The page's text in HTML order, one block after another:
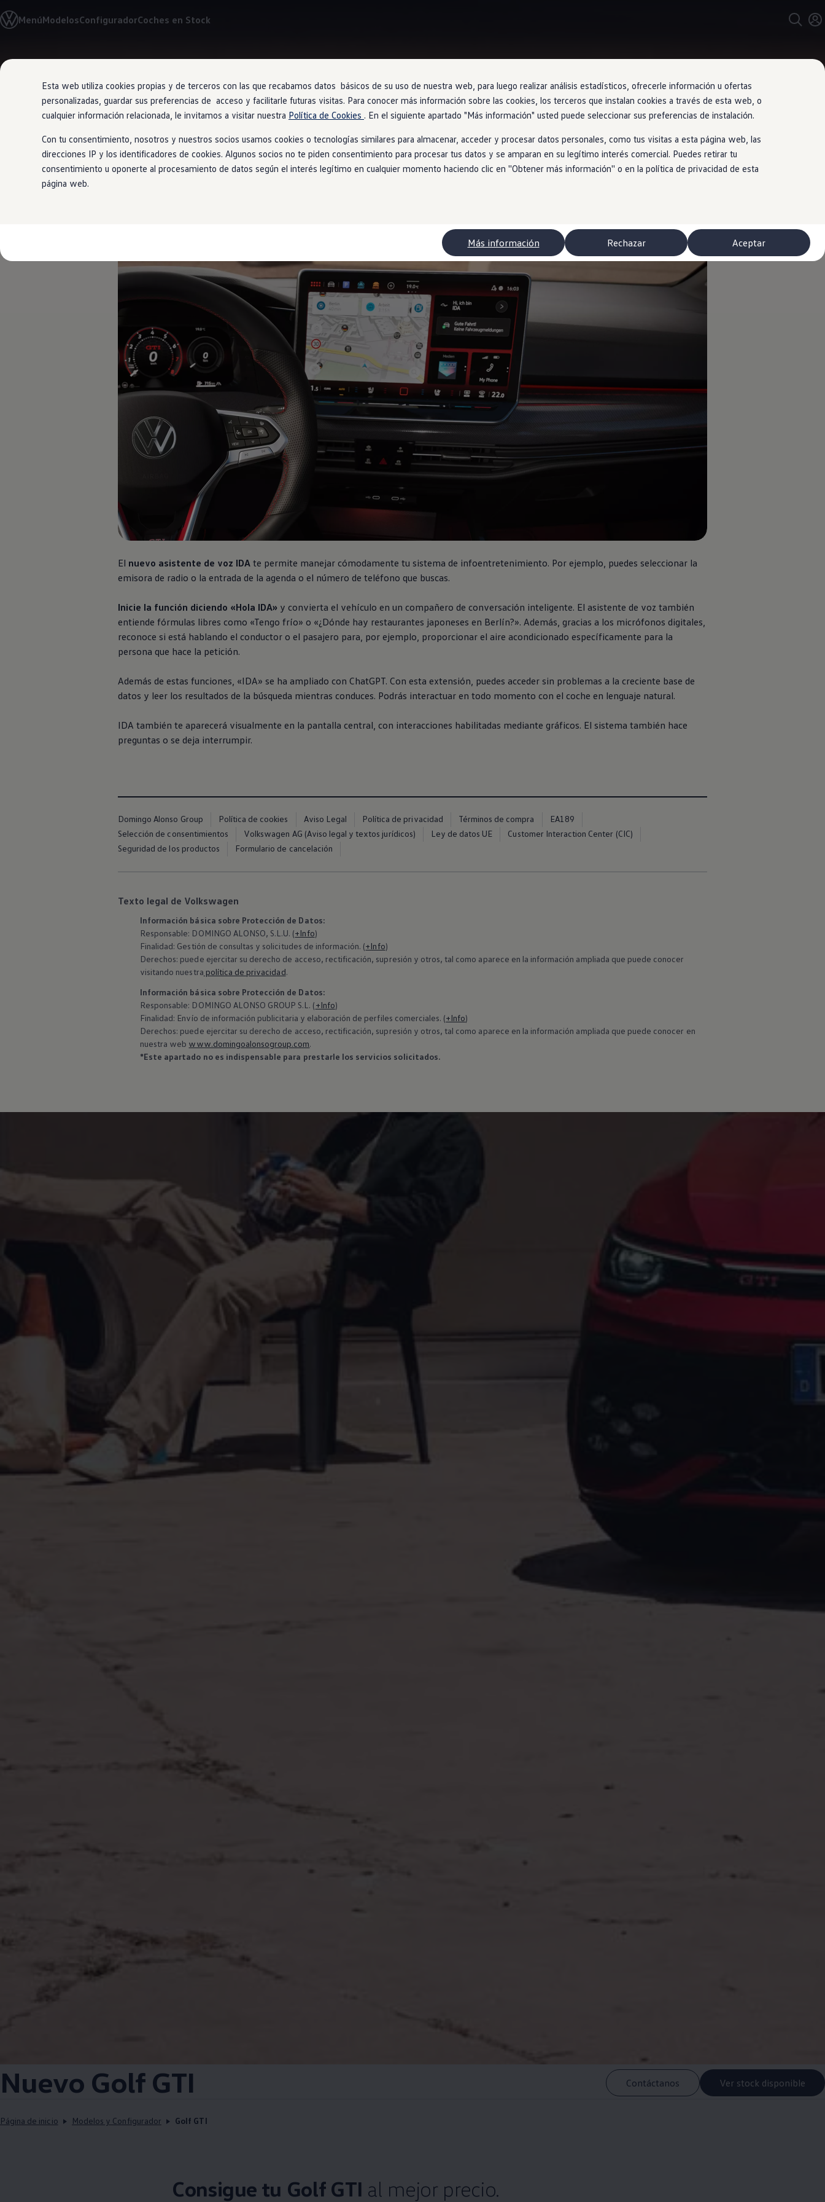
Esta web utiliza cookies propias y de terceros con las que recabamos datos básicos de su uso de nuestra web, para luego realizar análisis estadísticos, ofrecerle información u ofertas
personalizadas, guardar sus preferencias de acceso y facilitarle futuras visitas. Para conocer más información sobre las cookies, los terceros que instalan cookies a través de esta web, o
cualquier información relacionada, le invitamos a visitar nuestra Política de Cookies . En el siguiente apartado "Más información" usted puede seleccionar sus preferencias de instalación.
Con tu consentimiento, nosotros y nuestros socios usamos cookies o tecnologías similares para almacenar, acceder y procesar datos personales, como tus visitas a esta página web, las
direcciones IP y los identificadores de cookies. Algunos socios no te piden consentimiento para procesar tus datos y se amparan en su legítimo interés comercial. Puedes retirar tu
consentimiento u oponerte al procesamiento de datos según el interés legítimo en cualquier momento haciendo clic en ''Obtener más información'' o en la política de privacidad de esta
página web.
Aceptar
Rechazar
Más información
directamente
al contenido
directamente
al pie de
página
MenúModelosConfiguradorCoches en Stock
Modelos y Configurador
Nuevo ID. Polo: El eléctrico para todos
Descubre el nuevo Golf GTI 50 Aniversario
Gama SUV de Volkswagen
Ofertas y promociones
Precios Especiales
Renueva tu Volkswagen
Financiación Volkswagen
Volkswagen Flex & Serenity
Renting
Vehículos de ocasión
Concursos Volkswagen
Clientes
Información Útil
Viajar en coche
Etiquetado de neumáticos UE - Volkswagen Canarias
Reciclaje Volkswagen Canarias
Servicios de mantenimiento
Garantía Volkswagen
Homologaciones y certificados de conformidad
Información sobre el apagón de redes 2G-3G en Canarias
Recambios reconstruidos
Lunas, luces y visibilidad
Economy Parts
Servicio para vehículos eléctricos
Ayuda con aplicaciones y servicios digitales
Actualizaciones del software, los mapas y las emisoras de radio
Buscar servicios para tu modelo
Conectar el móvil con el vehículo
Exclusivo para empresas
Volkswagen Taxis
Vehículos híbridos enchufables
Cambiando a la movilidad eléctrica
Actualización de Software ID.
¿Cuántos kilómetros puedo recorrer?
Cómo recargar
Cargador ID.
Instalación Punto de Carga Coche Eléctrico en Canarias
Reutilización de las baterias
Plan Auto+ en Canarias
Nuevo Golf GTI Contáctanos Ver stock disponible
Página de inicio Modelos y Configurador Golf GTI
Consigue tu Golf GTI al mejor precio.
Asistente de voz IDA
Di “Hola” a tu Golf.
El nuevo asistente de voz IDA te permite manejar cómodamente tu sistema de infoentretenimiento. Por ejemplo, puedes seleccionar la
emisora de radio o la entrada de la agenda o el número de teléfono que buscas.
Inicie la función diciendo «Hola IDA» y convierta el vehículo en un compañero de conversación inteligente. El asistente de voz también
entiende fórmulas libres como «Tengo frío» o «¿Dónde hay restaurantes japoneses en Berlín?». Además, gracias a los micrófonos digitales,
reconoce si está hablando el conductor o el pasajero para, por ejemplo, proporcionar el aire acondicionado específicamente para la
persona que hace la petición.
Además de estas funciones, «IDA» se ha ampliado con ChatGPT. Con esta extensión, puedes acceder sin problemas a la creciente base de
datos y leer los resultados de la búsqueda mientras conduces. Podrás interactuar en todo momento con el coche en lenguaje natural.
IDA también te aparecerá visualmente en la pantalla central, con interacciones habilitadas mediante gráficos. El sistema también hace
preguntas o se deja interrumpir.
Domingo Alonso Group Política de cookies Aviso Legal Política de privacidad Términos de compra
EA189
Selección de consentimientos
Volkswagen AG (Aviso legal y textos jurídicos) Ley de datos UE
Customer Interaction Center (CIC)
Seguridad de los productos
Formulario de cancelación
Texto legal de Volkswagen
Información básica sobre Protección de Datos:
Responsable: DOMINGO ALONSO, S.L.U. (+Info)
Finalidad: Gestión de consultas y solicitudes de información. (+Info)
Derechos: puede ejercitar su derecho de acceso, rectificación, supresión y otros, tal como aparece en la información ampliada que puede conocer
visitando nuestra política de privacidad.
Información básica sobre Protección de Datos:
‍Responsable: DOMINGO ALONSO GROUP S.L. (+Info)
Finalidad: Envío de información publicitaria y elaboración de perfiles comerciales. (+Info)
Derechos: puede ejercitar su derecho de acceso, rectificación, supresión y otros, tal como aparece en la información ampliada que puede conocer en
nuestra web www.domingoalonsogroup.com.
*Este apartado no es indispensable para prestarle los servicios solicitados.